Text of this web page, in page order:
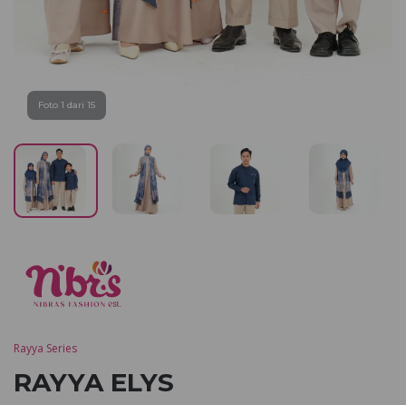
Foto 1 dari 15
Rayya Series
RAYYA ELYS